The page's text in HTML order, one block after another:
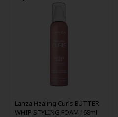
Lanza Healing Curls BUTTER
WHIP STYLING FOAM 168ml